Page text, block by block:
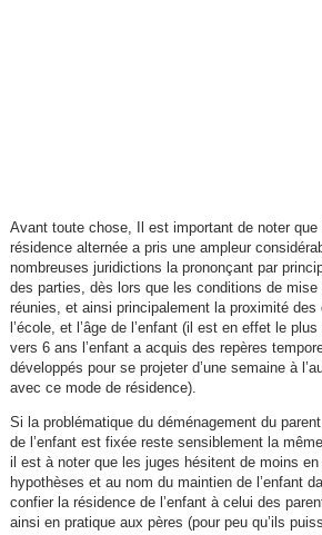
Avant toute chose, Il est important de noter que
résidence alternée a pris une ampleur
nombreuses juridictions la prononçant par
des parties, dès lors que les conditions de
réunies, et ainsi principalement la proximité
l’école, et l’âge de l’enfant (il est en effet le
vers 6 ans l’enfant a acquis des repères
développés pour se projeter d’une semaine à
avec ce mode de résidence).
Si la problématique du déménagement du
de l’enfant est fixée reste sensiblement la
il est à noter que les juges hésitent de moins
hypothèses et au nom du maintien de l’enfant
confier la résidence de l’enfant à celui des
ainsi en pratique aux pères (pour peu qu’ils